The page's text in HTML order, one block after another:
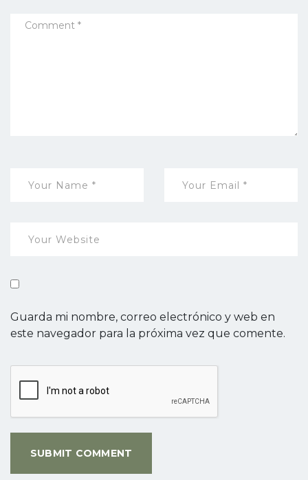
Guarda mi nombre, correo electrónico y web en
este navegador para la próxima vez que comente.